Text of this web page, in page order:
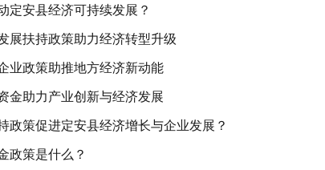
定安县经济可持续发展？
展扶持政策助力经济转型升级
业政策助推地方经济新动能
金助力产业创新与经济发展
政策促进定安县经济增长与企业发展？
政策是什么？